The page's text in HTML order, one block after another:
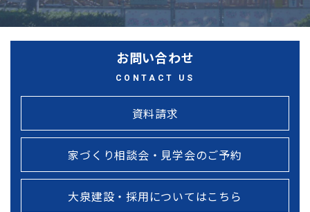
お問い合わせ
CONTACT US
資料請求
家づくり相談会・見学会のご予約
大泉建設・採用についてはこちら